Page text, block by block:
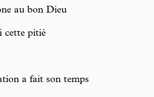
au bon Dieu
cette pitié
a fait son temps